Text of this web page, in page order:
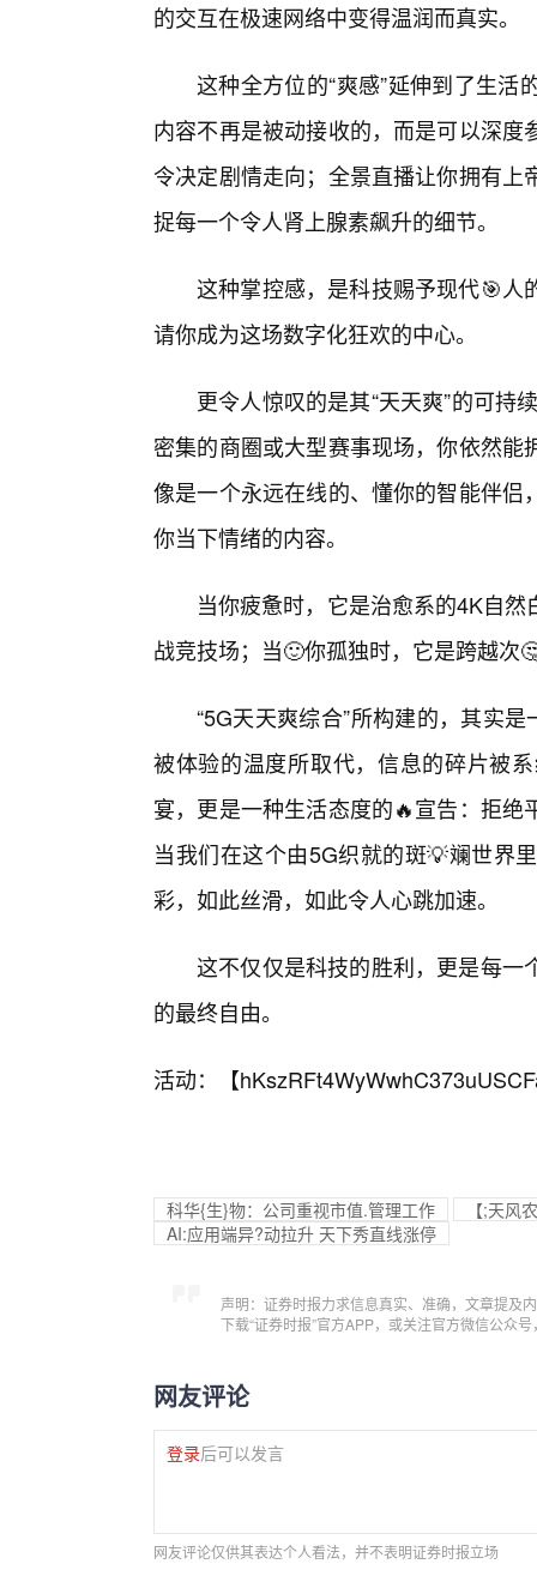
的交互在极速网络中变得温润而真实。
这种全方位的“爽感”延伸到了生活
内容不再是被动接收的，而是可以深
令决定剧情走向；全景直播让你拥有
捉每一个令人肾上腺素飙升的细节。
这种掌控感，是科技赐予现代🎯人
请你成为这场数字化狂欢的中心。
更令人惊叹的是其“天天爽”的可持
密集的商圈或大型赛事现场，你依然
像是一个永远在线的、懂你的智能伴
你当下情绪的内容。
当你疲惫时，它是治愈系的4K自
战竞技场；当🙂你孤独时，它是跨越次
“5G天天爽综合”所构建的，其实
被体验的温度所取代，信息的碎片被
宴，更是一种生活态度的🔥宣告：拒
当我们在这个由5G织就的斑💡斓世界
彩，如此丝滑，如此令人心跳加速。
这不仅仅是科技的胜利，更是每一
的最终自由。
活动：【
科华{生}物：公司重视市值.管理工作
【;天风
AI:应用端异?动拉升 天下秀直线涨停
声明：证券时报力求信息真实、准确，文章提及
下载“证券时报”官方APP，或关注官方微信公众
网友评论
登录后可以发言
网友评论仅供其表达个人看法，并不表明证券时报立场